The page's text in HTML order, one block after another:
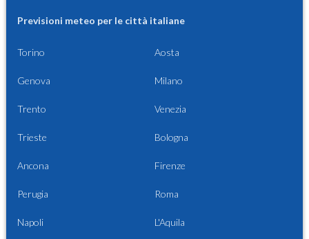
Previsioni meteo per le città italiane
Torino Aosta
Genova Milano
Trento Venezia
Trieste Bologna
Ancona Firenze
Perugia Roma
Napoli L'Aquila